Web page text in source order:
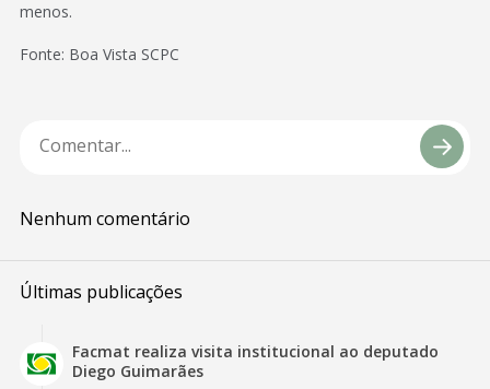
menos.
Fonte: Boa Vista SCPC
Nenhum comentário
Últimas publicações
Facmat realiza visita institucional ao deputado
Diego Guimarães